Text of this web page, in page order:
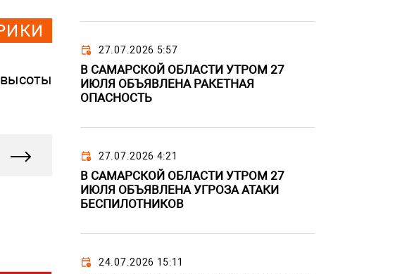
27.07.2026 5:57
В САМАРСКОЙ ОБЛАСТИ УТРОМ 27
ИЮЛЯ ОБЪЯВЛЕНА РАКЕТНАЯ
ОПАСНОСТЬ
27.07.2026 4:21
В САМАРСКОЙ ОБЛАСТИ УТРОМ 27
ИЮЛЯ ОБЪЯВЛЕНА УГРОЗА АТАКИ
БЕСПИЛОТНИКОВ
24.07.2026 15:11